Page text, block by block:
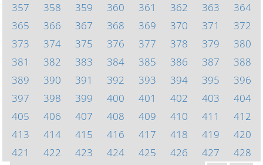
357
358 359 360 361 362 363
364
365
366 367 368 369 370 371
372
373
374 375 376 377 378 379
380
381
382 383 384 385 386 387
388
389
390 391 392 393 394 395
396
397
398 399 400 401 402 403
404
405
406 407 408 409 410 411
412
413
414 415 416 417 418 419
420
421
422 423 424 425 426 427
428